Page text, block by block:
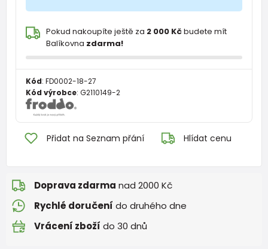
Pokud nakoupíte ještě za 2 000 Kčbudete mít
Balíkovna zdarma!
Kód: FD0002-18-27
Kód výrobce: G2110149-2
Přidat na Seznam přání Hlídat cenu
Doprava zdarma nad 2000 Kč
Rychlé doručení do druhého dne
Vrácení zboží do 30 dnů